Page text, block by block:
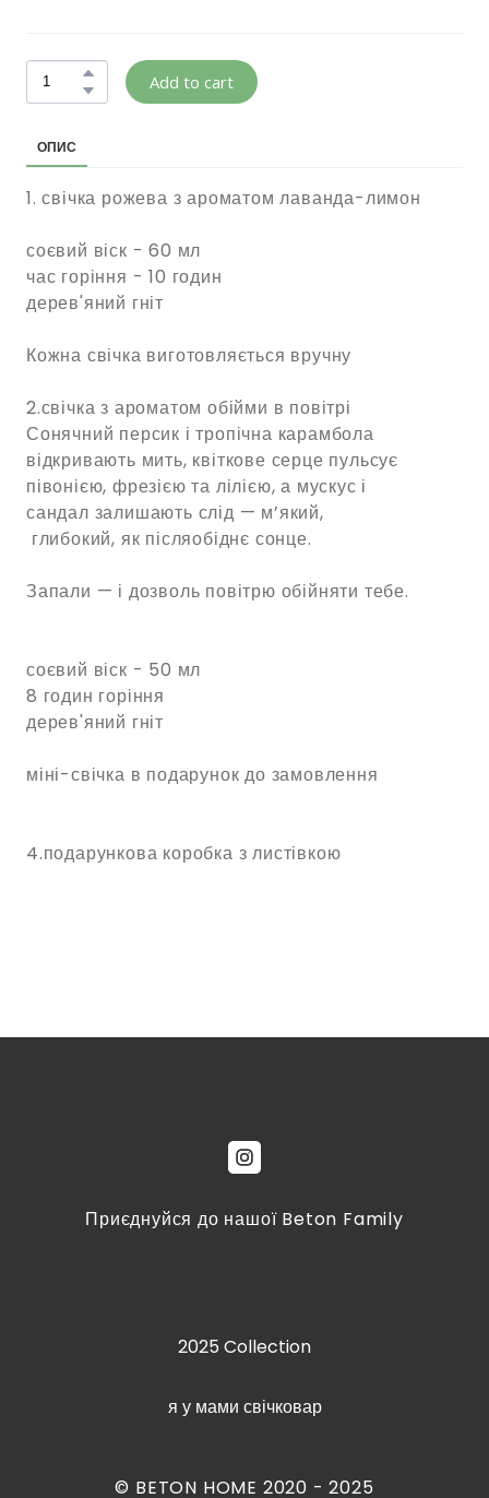
Add to cart
ОПИС
1. свічка рожева з ароматом лаванда-лимон
соєвий віск - 60 мл
час горіння - 10 годин
дерев'яний гніт
Кожна свічка виготовляється вручну
2.свічка з ароматом обійми в повітрі
Сонячний персик і тропічна карамбола
відкривають мить, квіткове серце пульсує
півонією, фрезією та лілією, а мускус і
сандал залишають слід — м’який,
глибокий, як післяобіднє сонце.
Запали — і дозволь повітрю обійняти тебе.
соєвий віск - 50 мл
8 годин горіння
дерев'яний гніт
міні-свічка в подарунок до замовлення
4.подарункова коробка з листівкою
Приєднуйся до нашої Beton Family
2025 Collection
я у мами свічковар
© BETON HOME 2020 - 2025